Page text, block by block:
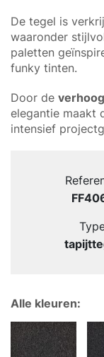
De tegel is
waaronder
paletten
funky tinten.
Door de
elegantie maakt
intensief
Alle kleuren: